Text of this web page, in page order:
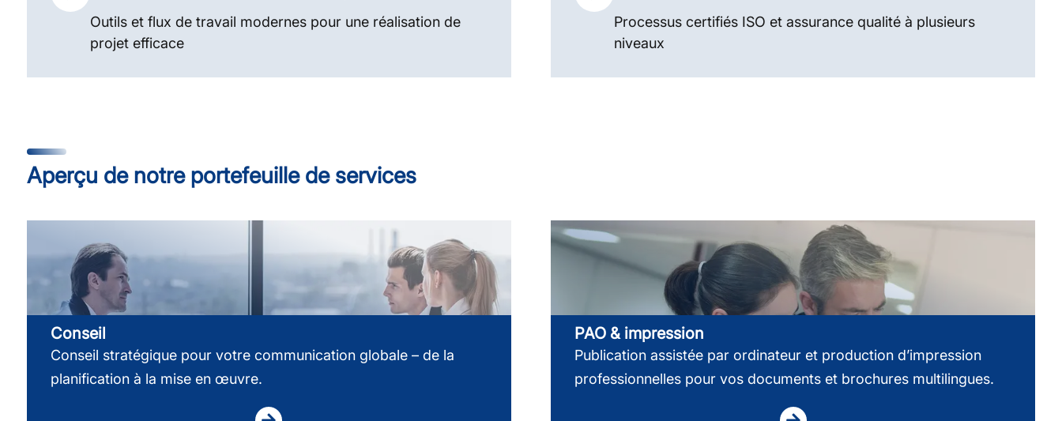
Outils et flux de travail modernes pour une réalisation de
projet efficace
Processus certifiés ISO et assurance qualité à plusieurs
niveaux
Aperçu de notre portefeuille de services
Conseil
Conseil stratégique pour votre communication globale – de la
planification à la mise en œuvre.
PAO & impression
Publication assistée par ordinateur et production d’impression
professionnelles pour vos documents et brochures multilingues.